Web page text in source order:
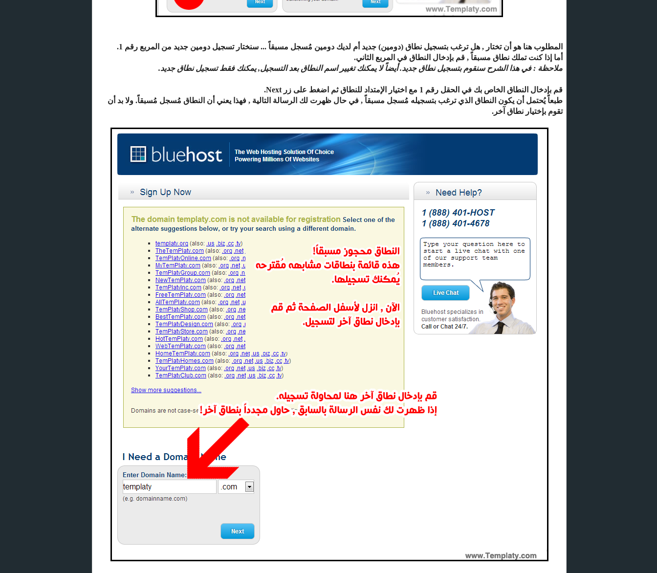
المطلوب هنا هو أن تختار , هل ترغب بتسجيل نطاق (دومين) جديد أم لديك دومين مُسجل مسبقاً ... سنختار تسجيل دومين جديد من المربع رقم 1.
أما إذا كنت تملك نطاق مسبقاً , قم بإدخال النطاق في المربع الثاني.
ملاحظة : في هذا الشرح سنقوم بتسجيل نطاق جديد. أيضاً لا يمكنك تغيير اسم النطاق بعد التسجيل, يمكنك فقط تسجيل نطاق جديد.
قم بإدخال النطاق الخاص بك في الحقل رقم 1 مع اختيار الإمتداد للنطاق ثم اضغط على زر Next.
طبعاً يُحتمل أن يكون النطاق الذي ترغب بتسجيله مُسجل مسبقاً , في حال ظهرت لك الرسالة التالية , فهذا يعني أن النطاق مُسجل مُسبقاً. ولا بد أن
تقوم بإختيار نطاق آخر.